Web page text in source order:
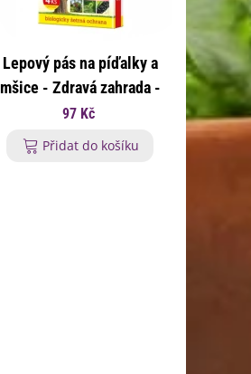
Lepový pás na píďalky a
mšice - Zdravá zahrada -
přírodní ochrana proti
škůdcům - 4 ks
97 Kč
Přidat do košíku